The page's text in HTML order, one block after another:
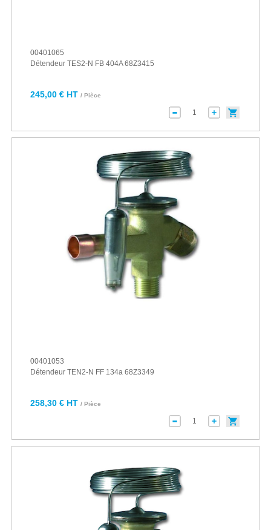
00401065
Détendeur TES2-N FB 404A 68Z3415
245,00 € HT / Pièce
00401053
Détendeur TEN2-N FF 134a 68Z3349
258,30 € HT / Pièce